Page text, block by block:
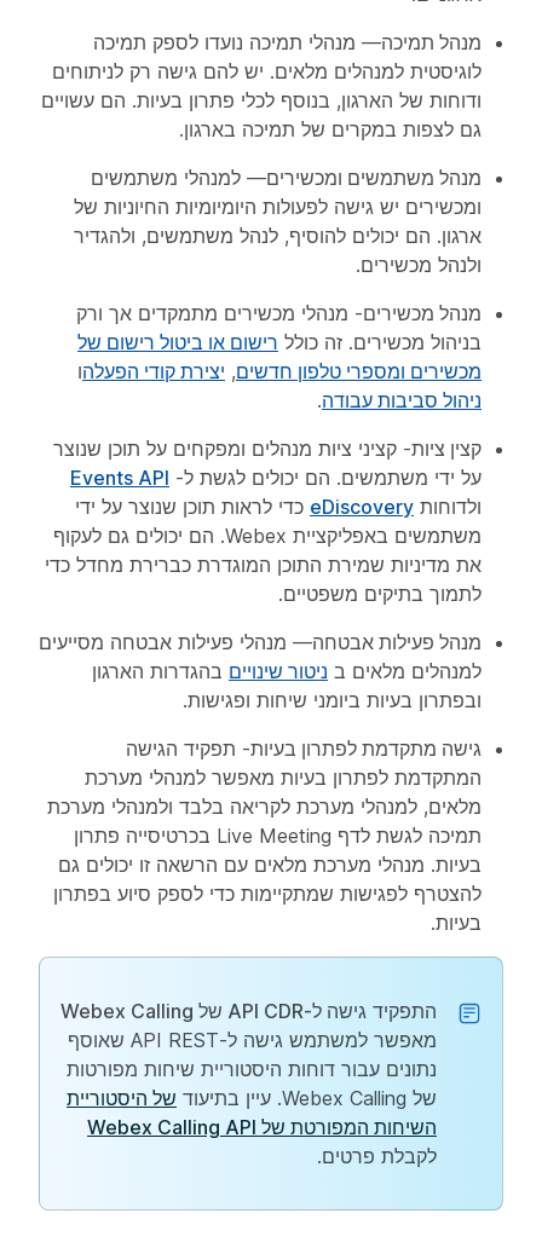
מנהל תמיכה— מנהלי תמיכה נועדו לספק תמיכה
לוגיסטית למנהלים מלאים. יש להם גישה רק לניתוחים
ודוחות של הארגון, בנוסף לכלי פתרון בעיות. הם עשויים
גם לצפות במקרים של תמיכה בארגון.
מנהל משתמשים ומכשירים— למנהלי משתמשים
ומכשירים יש גישה לפעולות היומיומיות החיוניות של
ארגון. הם יכולים להוסיף, לנהל משתמשים, ולהגדיר
ולנהל מכשירים.
מנהל מכשירים- מנהלי מכשירים מתמקדים אך ורק
בניהול מכשירים. זה כולל רישום או ביטול רישום של
מכשירים ומספרי טלפון חדשים, יצירת קודי הפעלהו
ניהול סביבות עבודה.
קצין ציות- קציני ציות מנהלים ומפקחים על תוכן שנוצר
על ידי משתמשים. הם יכולים לגשת ל- Events API
ולדוחות eDiscovery כדי לראות תוכן שנוצר על ידי
משתמשים באפליקציית Webex. הם יכולים גם לעקוף
את מדיניות שמירת התוכן המוגדרת כברירת מחדל כדי
לתמוך בתיקים משפטיים.
מנהל פעילות אבטחה— מנהלי פעילות אבטחה מסייעים
למנהלים מלאים ב ניטור שינויים בהגדרות הארגון
ובפתרון בעיות ביומני שיחות ופגישות.
גישה מתקדמת לפתרון בעיות- תפקיד הגישה
המתקדמת לפתרון בעיות מאפשר למנהלי מערכת
מלאים, למנהלי מערכת לקריאה בלבד ולמנהלי מערכת
תמיכה לגשת לדף Live Meeting בכרטיסייה
פתרון
בעיות. מנהלי מערכת מלאים עם הרשאה זו יכולים גם
להצטרף לפגישות שמתקיימות כדי לספק סיוע בפתרון
בעיות.
התפקיד גישה ל-API CDR של Webex Calling
מאפשר למשתמש גישה ל-API REST שאוסף
נתונים עבור דוחות היסטוריית שיחות מפורטות
של Webex Calling. עיין בתיעוד
של היסטוריית
השיחות המפורטת של Webex Calling API
לקבלת פרטים.